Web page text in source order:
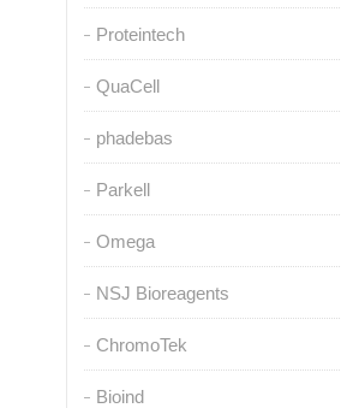
Proteintech
QuaCell
phadebas
Parkell
Omega
NSJ Bioreagents
ChromoTek
Bioind